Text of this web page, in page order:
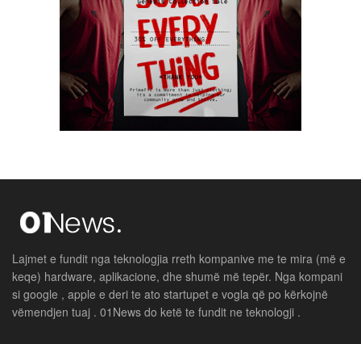
Lajmet e fundit nga teknologjia rreth kompanive me te mira (më e
keqe) hardware, aplikacione, dhe shumë më tepër. Nga kompani
si google , apple e deri te ato startupet e vogla që po kërkojnë
vëmendjen tuaj . 01News do ketë te fundit ne teknologji .